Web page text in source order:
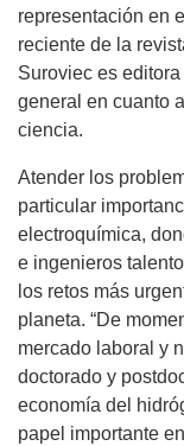
representación en
reciente de la
Suroviec es
general en cuanto
ciencia.
Atender los
particular
electroquímica,
e ingenieros
los retos más
planeta. “De
mercado laboral y
doctorado y
economía del
papel importante